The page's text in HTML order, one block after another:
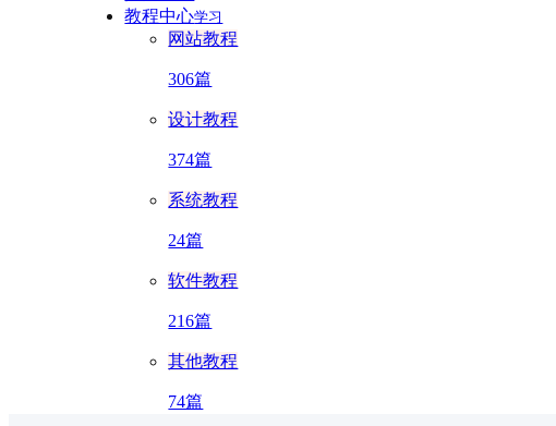
教程中心学习
网站教程
306篇
设计教程
374篇
系统教程
24篇
软件教程
216篇
其他教程
74篇